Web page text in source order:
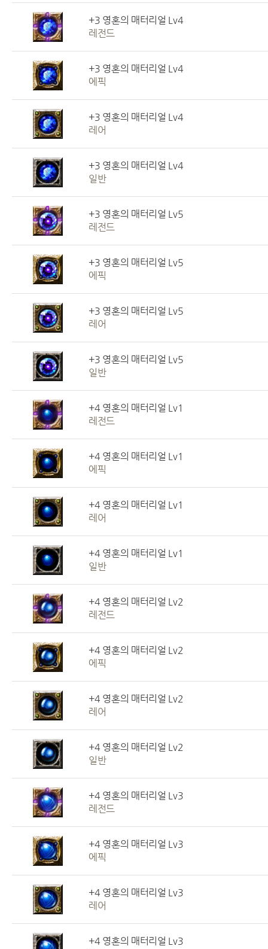
+3 영혼의 매터리얼 Lv4
레전드
+3 영혼의 매터리얼 Lv4
에픽
+3 영혼의 매터리얼 Lv4
레어
+3 영혼의 매터리얼 Lv4
일반
+3 영혼의 매터리얼 Lv5
레전드
+3 영혼의 매터리얼 Lv5
에픽
+3 영혼의 매터리얼 Lv5
레어
+3 영혼의 매터리얼 Lv5
일반
+4 영혼의 매터리얼 Lv1
레전드
+4 영혼의 매터리얼 Lv1
에픽
+4 영혼의 매터리얼 Lv1
레어
+4 영혼의 매터리얼 Lv1
일반
+4 영혼의 매터리얼 Lv2
레전드
+4 영혼의 매터리얼 Lv2
에픽
+4 영혼의 매터리얼 Lv2
레어
+4 영혼의 매터리얼 Lv2
일반
+4 영혼의 매터리얼 Lv3
레전드
+4 영혼의 매터리얼 Lv3
에픽
+4 영혼의 매터리얼 Lv3
레어
+4 영혼의 매터리얼 Lv3